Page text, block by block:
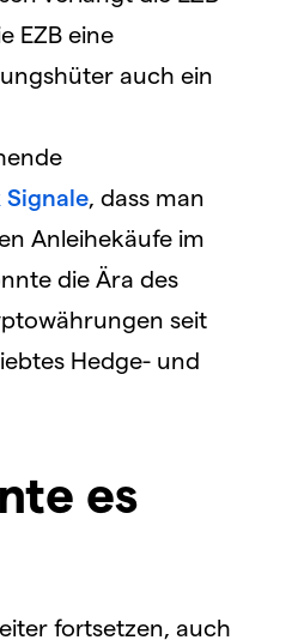
EZB eine
auch ein
Signale, dass man
Anleihekäufe im
die Ära des
seit
Hedge- und
es
fortsetzen, auch